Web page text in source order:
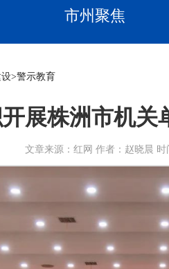
市州聚焦
设>警示教育
展株洲市机关
文章来源：红网 作者：赵晓晨 时